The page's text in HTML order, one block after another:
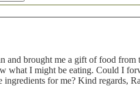
and brought me a gift of food from
what I might be eating. Could I
ingredients for me? Kind regards,